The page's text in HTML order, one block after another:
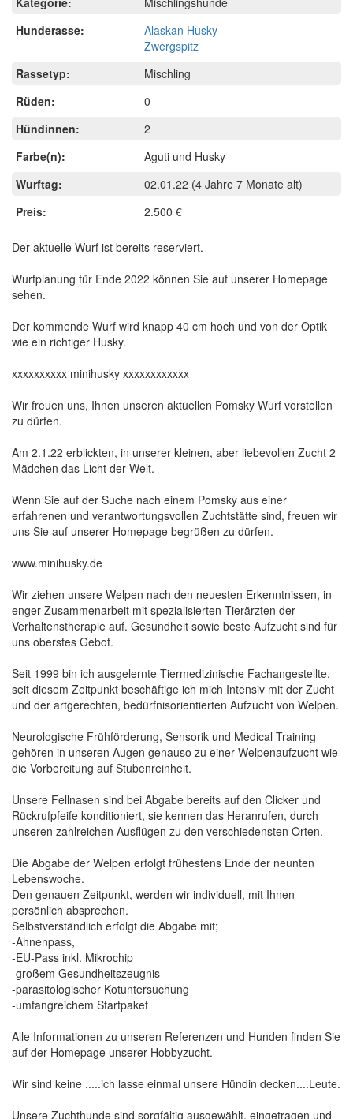
Hunderasse:
Alaskan Husky
Zwergspitz
Rassetyp:
Mischling
Rüden:
0
Hündinnen:
2
Farbe(n):
Aguti und Husky
Wurftag:
02.01.22 (4 Jahre 7 Monate alt)
Preis:
2.500 €
Der aktuelle Wurf ist bereits reserviert.
Wurfplanung für Ende 2022 können Sie auf unserer Homepage
sehen.
Der kommende Wurf wird knapp 40 cm hoch und von der Optik
wie ein richtiger Husky.
xxxxxxxxxx minihusky xxxxxxxxxxxx
Wir freuen uns, Ihnen unseren aktuellen Pomsky Wurf vorstellen
zu dürfen.
Am 2.1.22 erblickten, in unserer kleinen, aber liebevollen Zucht 2
Mädchen das Licht der Welt.
Wenn Sie auf der Suche nach einem Pomsky aus einer
erfahrenen und verantwortungsvollen Zuchtstätte sind, freuen wir
uns Sie auf unserer Homepage begrüßen zu dürfen.
www.minihusky.de
Wir ziehen unsere Welpen nach den neuesten Erkenntnissen, in
enger Zusammenarbeit mit spezialisierten Tierärzten der
Verhaltenstherapie auf. Gesundheit sowie beste Aufzucht sind für
uns oberstes Gebot.
Seit 1999 bin ich ausgelernte Tiermedizinische Fachangestellte,
seit diesem Zeitpunkt beschäftige ich mich Intensiv mit der Zucht
und der artgerechten, bedürfnisorientierten Aufzucht von Welpen.
Neurologische Frühförderung, Sensorik und Medical Training
gehören in unseren Augen genauso zu einer Welpenaufzucht wie
die Vorbereitung auf Stubenreinheit.
Unsere Fellnasen sind bei Abgabe bereits auf den Clicker und
Rückrufpfeife konditioniert, sie kennen das Heranrufen, durch
unseren zahlreichen Ausflügen zu den verschiedensten Orten.
Die Abgabe der Welpen erfolgt frühestens Ende der neunten
Lebenswoche.
Den genauen Zeitpunkt, werden wir individuell, mit Ihnen
persönlich absprechen.
Selbstverständlich erfolgt die Abgabe mit;
-Ahnenpass,
-EU-Pass inkl. Mikrochip
-großem Gesundheitszeugnis
-parasitologischer Kotuntersuchung
-umfangreichem Startpaket
Alle Informationen zu unseren Referenzen und Hunden finden Sie
auf der Homepage unserer Hobbyzucht.
Wir sind keine .....ich lasse einmal unsere Hündin decken....Leute.
Unsere Zuchthunde sind sorgfältig ausgewählt, eingetragen und